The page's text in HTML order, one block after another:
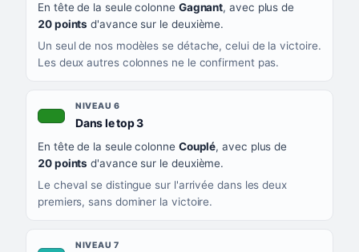
En tête de la seule colonne Gagnant, avec plus de
20 points d'avance sur le deuxième.
Un seul de nos modèles se détache, celui de la victoire.
Les deux autres colonnes ne le confirment pas.
NIVEAU 6
Dans le top 3, couleur verte
En tête de la seule colonne Couplé, avec plus de
20 points d'avance sur le deuxième.
Le cheval se distingue sur l'arrivée dans les deux
premiers, sans dominer la victoire.
NIVEAU 7